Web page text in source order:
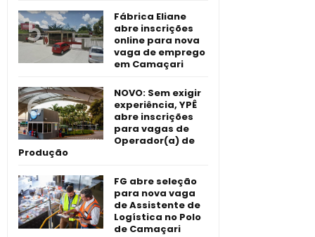
Fábrica Eliane
abre inscrições
online para nova
vaga de emprego
em Camaçari
NOVO: Sem exigir
experiência, YPÊ
abre inscrições
para vagas de
Operador(a) de
Produção
FG abre seleção
para nova vaga
de Assistente de
Logística no Polo
de Camaçari